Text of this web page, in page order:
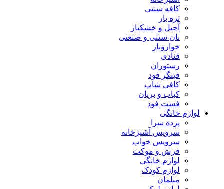
کافه سنتی
تره بار
آجیل و خشکبار
نان سنتی و صنعتی
خواروبار
قنادی
رستوران
فینگر فود
کافی شاپ
کباب و بریان
فست فود
لوازم خانگی
پرده سرا
سرویس آشپزخانه
سرویس خواب
فرش و موکت
لوازم خانگی
لوازم کودک
مبلمان